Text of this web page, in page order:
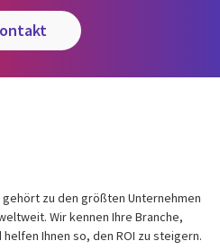
zu den größten Unternehmen
Wir kennen Ihre Branche,
Ihnen so, den ROI zu steigern.